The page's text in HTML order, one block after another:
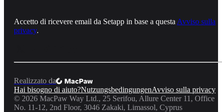
Accetto di ricevere email da Setapp in base a questa Avviso sulla
privacy.
Realizzato da
Hai bisogno di aiuto?NutzungsbedingungenAvviso sulla privacy
© 2026 MacPaw Way Ltd., 25 Serifou, Allure Center 11, Office
No. 11-12, 2nd Floor, 3046 Zakaki, Limassol, Cyprus